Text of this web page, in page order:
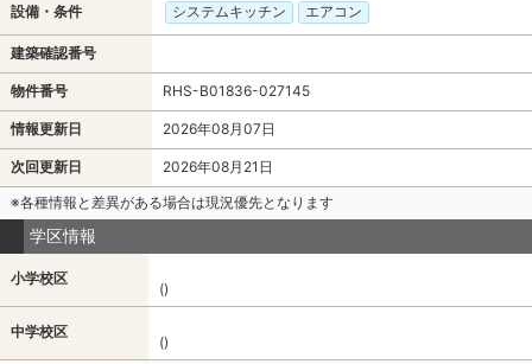
設備・条件 システムキッチン エアコン
建築確認番号
物件番号 RHS-B01836-027145
情報更新日 2026年08月07日
次回更新日
2026年08月21日
※各種情報と差異がある場合は現況優先となります
学区情報
小学校区
()
中学校区
()